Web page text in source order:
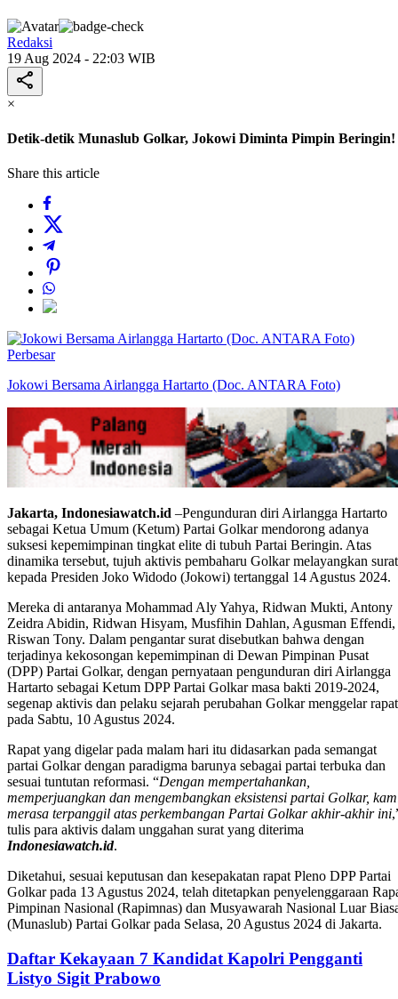
Redaksi
19 Aug 2024 - 22:03 WIB
×
Detik-detik Munaslub Golkar, Jokowi Diminta Pimpin Beringin!
Share this article
Perbesar
Jokowi Bersama Airlangga Hartarto (Doc. ANTARA Foto)
Jakarta, Indonesiawatch.id –Pengunduran diri Airlangga Hartarto
sebagai Ketua Umum (Ketum) Partai Golkar mendorong adanya
suksesi kepemimpinan tingkat elite di tubuh Partai Beringin. Atas
dinamika tersebut, tujuh aktivis pembaharu Golkar melayangkan surat
kepada Presiden Joko Widodo (Jokowi) tertanggal 14 Agustus 2024.
Mereka di antaranya Mohammad Aly Yahya, Ridwan Mukti, Antony
Zeidra Abidin, Ridwan Hisyam, Musfihin Dahlan, Agusman Effendi,
Riswan Tony. Dalam pengantar surat disebutkan bahwa dengan
terjadinya kekosongan kepemimpinan di Dewan Pimpinan Pusat
(DPP) Partai Golkar, dengan pernyataan pengunduran diri Airlangga
Hartarto sebagai Ketum DPP Partai Golkar masa bakti 2019-2024,
segenap aktivis dan pelaku sejarah perubahan Golkar menggelar rapat
pada Sabtu, 10 Agustus 2024.
Rapat yang digelar pada malam hari itu didasarkan pada semangat
partai Golkar dengan paradigma barunya sebagai partai terbuka dan
sesuai tuntutan reformasi. “Dengan mempertahankan,
memperjuangkan dan mengembangkan eksistensi partai Golkar,
merasa terpanggil atas perkembangan Partai Golkar akhir-akhir ini
tulis para aktivis dalam unggahan surat yang diterima
Indonesiawatch.id.
Diketahui, sesuai keputusan dan kesepakatan rapat Pleno DPP Partai
Golkar pada 13 Agustus 2024, telah ditetapkan penyelenggaraan
Pimpinan Nasional (Rapimnas) dan Musyawarah Nasional Luar
(Munaslub) Partai Golkar pada Selasa, 20 Agustus 2024 di Jakarta.
Daftar Kekayaan 7 Kandidat Kapolri Pengganti
Listyo Sigit Prabowo